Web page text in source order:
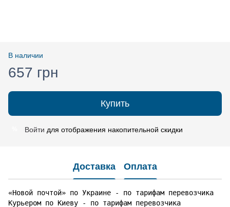
В наличии
657 грн
Купить
Войти для отображения накопительной скидки
Доставка Оплата
«Новой почтой» по Украине - по тарифам перевозчика
Курьером по Киеву - по тарифам перевозчика